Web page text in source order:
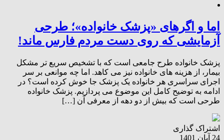
اما و اگرهای «پزشک خانواده»؛ طرحی
آزمایشی که روی دست مردم فارس ماند!
پزشک خانواده طرح جامعی است که با تشخیص سریع تر مشکل
بیمار، از هزینه های خانواده نیز می کاهد. اما چه موانعی بر سر
اجرای سراسری هر خانواده یک پزشک جا خوش کرده است؟ در
ادامه به توضیح کامل این موضوع می پردازیم. پزشک خانواده
طرحی است که بیش از دو دهه از معرفی آن […]
اشتراک گذاری
24 آبان 1401